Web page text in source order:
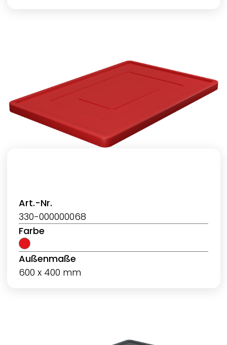
Art.-Nr.
330-000000068
Farbe
Außenmaße
600 x 400 mm